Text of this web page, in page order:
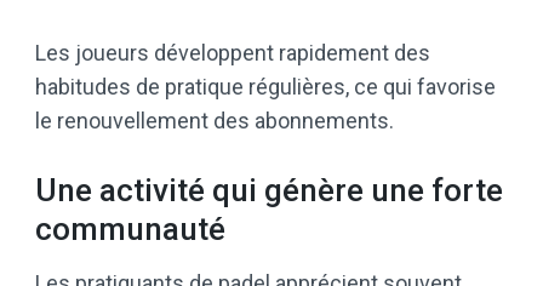
Les joueurs développent rapidement des
habitudes de pratique régulières, ce qui favorise
le renouvellement des abonnements.
Une activité qui génère une forte
communauté